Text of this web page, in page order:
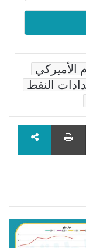
الأميركي
النفط
مشاركة عبر البريد طباعة